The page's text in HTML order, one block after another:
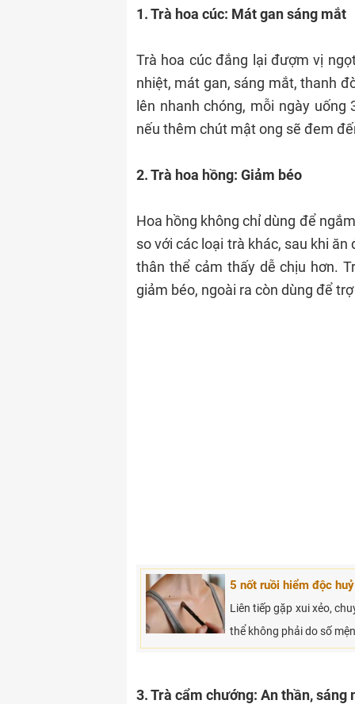
1. Trà hoa cúc: Mát gan sáng mắt
Trà hoa cúc đắng lại đượm vị
nhiệt, mát gan, sáng mắt, thanh
lên nhanh chóng, mỗi ngày
nếu thêm chút mật ong sẽ đem
2. Trà hoa hồng: Giảm béo
Hoa hồng không chỉ dùng để
so với các loại trà khác, sau khi
thân thể cảm thấy dễ chịu hơn.
giảm béo, ngoài ra còn dùng để
5 nốt ruồi hiểm độc
Liên tiếp gặp xui xẻo,
thể không phải do số
3. Trà cẩm chướng: An thần, sáng